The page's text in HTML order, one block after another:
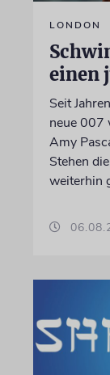
LONDON
einen
Seit
neue 007
Amy
Stehen
weiterhin